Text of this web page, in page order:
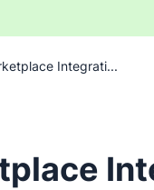
Integrati...